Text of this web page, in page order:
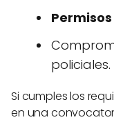
policiales.
Si cumples los
en una